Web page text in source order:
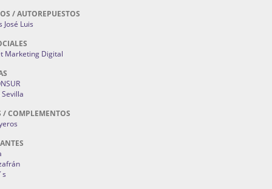
/ AUTOREPUESTOS
José Luis
Marketing Digital
/ COMPLEMENTOS